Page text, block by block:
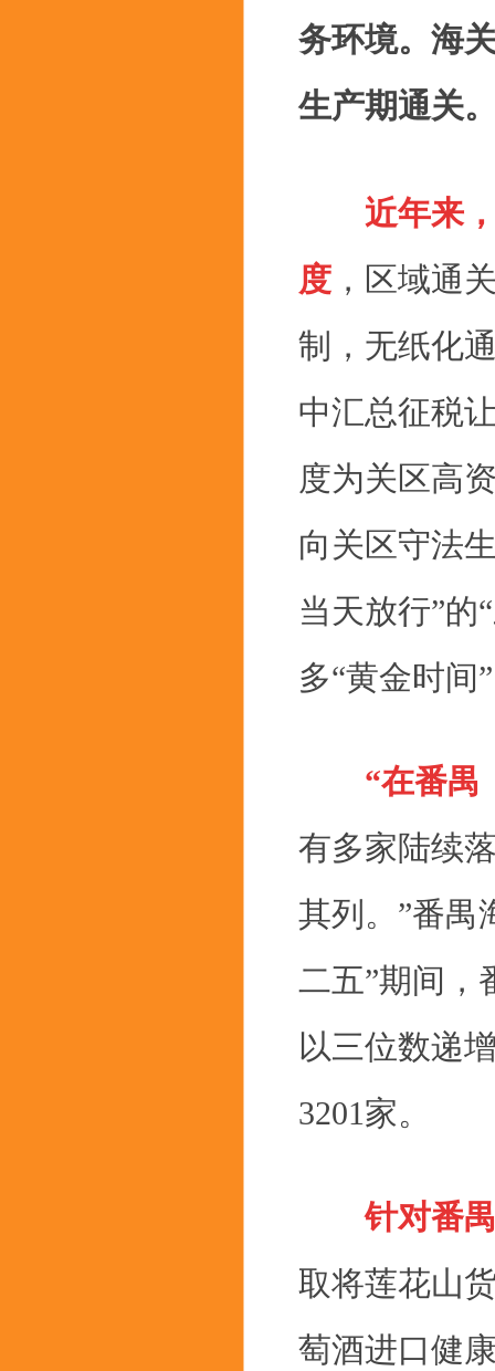
务环境。海
生产期通关
近年来
度 ，区域通
制，无纸化
中汇总征税
度为关区高
向关区守法
当天放行”的
多“黄金时间
“在番禺
有多家陆续
其列。”番禺
二五”期间，
以三位数递
3201家。
针对番
取将莲花山
萄酒进口健